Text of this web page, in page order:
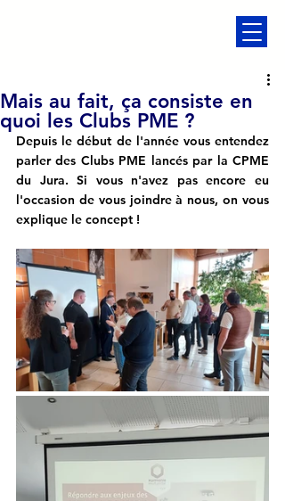
Mais au fait, ça consiste en
quoi les Clubs PME ?
Depuis le début de l'année vous entendez
parler des Clubs PME lancés par la CPME
du Jura. Si vous n'avez pas encore eu
l'occasion de vous joindre à nous, on vous
explique le concept !